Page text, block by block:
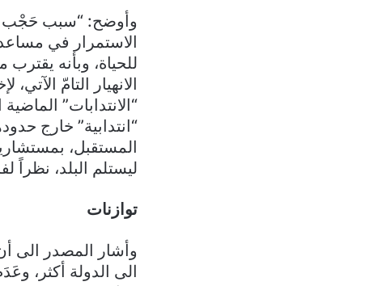
وأوضح: “سبب حَجْب
الاستمرار في
للحياة، وبأنه
الانهيار التامّ
“الانتدابات”
“انتدابية” خارج
المستقبل،
ليستلم البلد،
توازنات
وأشار المصدر الى
الى الدولة أكثر،